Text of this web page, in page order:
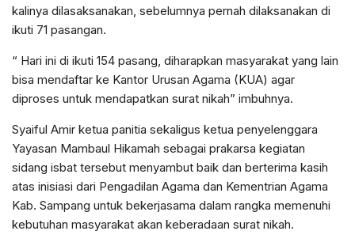
kalinya dilasaksanakan, sebelumnya pernah dilaksanakan di
ikuti 71 pasangan.
“ Hari ini di ikuti 154 pasang, diharapkan masyarakat yang lain
bisa mendaftar ke Kantor Urusan Agama (KUA) agar
diproses untuk mendapatkan surat nikah” imbuhnya.
Syaiful Amir ketua panitia sekaligus ketua penyelenggara
Yayasan Mambaul Hikamah sebagai prakarsa kegiatan
sidang isbat tersebut menyambut baik dan berterima kasih
atas inisiasi dari Pengadilan Agama dan Kementrian Agama
Kab. Sampang untuk bekerjasama dalam rangka memenuhi
kebutuhan masyarakat akan keberadaan surat nikah.